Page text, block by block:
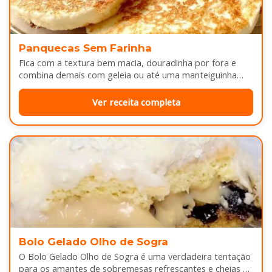
Panquecas Sem Farinha
Fica com a textura bem macia, douradinha por fora e
combina demais com geleia ou até uma manteiguinha
derretendo por cima...
Ver receita completa
Bolo Gelado Olho de Sogra
O Bolo Gelado Olho de Sogra é uma verdadeira tentação
para os amantes de sobremesas refrescantes e cheias de